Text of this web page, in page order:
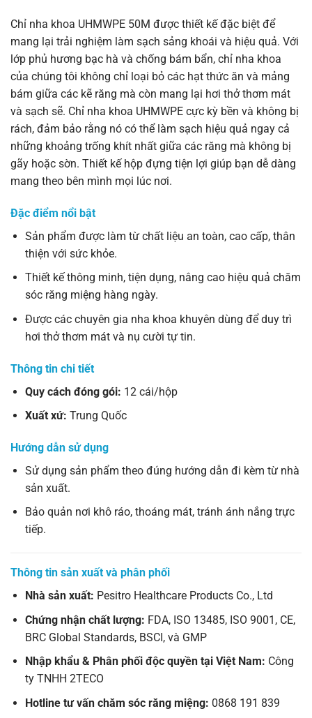
Chỉ nha khoa UHMWPE 50M được thiết kế đặc biệt để
mang lại trải nghiệm làm sạch sảng khoái và hiệu quả. Với
lớp phủ hương bạc hà và chống bám bẩn, chỉ nha khoa
của chúng tôi không chỉ loại bỏ các hạt thức ăn và mảng
bám giữa các kẽ răng mà còn mang lại hơi thở thơm mát
và sạch sẽ. Chỉ nha khoa UHMWPE cực kỳ bền và không bị
rách, đảm bảo rằng nó có thể làm sạch hiệu quả ngay cả
những khoảng trống khít nhất giữa các răng mà không bị
gãy hoặc sờn. Thiết kế hộp đựng tiện lợi giúp bạn dễ dàng
mang theo bên mình mọi lúc nơi.
Đặc điểm nổi bật
Sản phẩm được làm từ chất liệu an toàn, cao cấp, thân
thiện với sức khỏe.
Thiết kế thông minh, tiện dụng, nâng cao hiệu quả chăm
sóc răng miệng hàng ngày.
Được các chuyên gia nha khoa khuyên dùng để duy trì
hơi thở thơm mát và nụ cười tự tin.
Thông tin chi tiết
Quy cách đóng gói: 12 cái/hộp
Xuất xứ: Trung Quốc
Hướng dẫn sử dụng
Sử dụng sản phẩm theo đúng hướng dẫn đi kèm từ nhà
sản xuất.
Bảo quản nơi khô ráo, thoáng mát, tránh ánh nắng trực
tiếp.
Thông tin sản xuất và phân phối
Nhà sản xuất: Pesitro Healthcare Products Co., Ltd
Chứng nhận chất lượng: FDA, ISO 13485, ISO 9001, CE,
BRC Global Standards, BSCI, và GMP
Nhập khẩu & Phân phối độc quyền tại Việt Nam: Công
ty TNHH 2TECO
Hotline tư vấn chăm sóc răng miệng: 0868 191 839